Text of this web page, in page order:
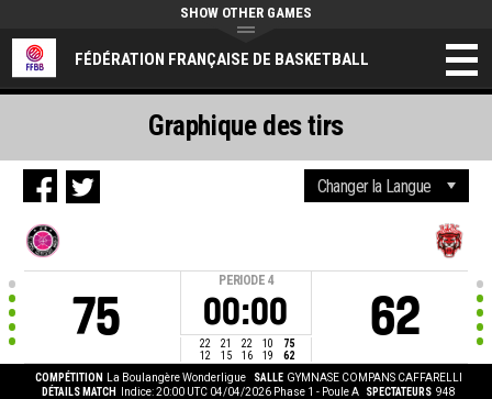
FÉDÉRATION FRANÇAISE DE BASKETBALL
SHOW OTHER GAMES
75
PERIODE 4
00:00
22 21 22 10
75
12
15 16 19 62
62
COMPÉTITION La Boulangère Wonderligue SALLE GYMNASE COMPANS CAFFARELLI
DÉTAILS MATCH
Indice: 20:00 UTC 04/04/2026 Phase 1 - Poule A SPECTATEURS 948
Graphique des tirs